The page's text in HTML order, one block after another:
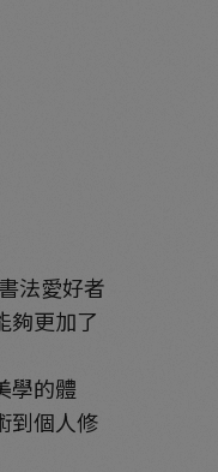
法愛好者
夠更加了
學的體
到個人修